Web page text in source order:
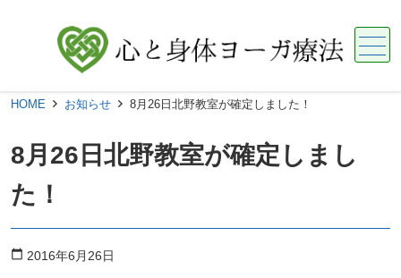
メニュー
HOME お知らせ 8月26日北野教室が確定しました！
8月26日北野教室が確定しまし
た！
calendar_today 2016年6月26日